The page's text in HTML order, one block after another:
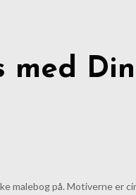
med
malebog på. Motiverne